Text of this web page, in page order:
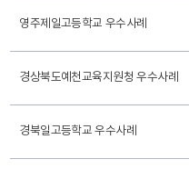
영주제일고등학교 우수사례
경상북도예천교육지원청 우수사례
경북일고등학교 우수사례